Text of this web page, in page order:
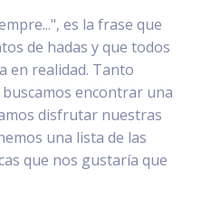
es la frase que
de hadas y que todos
en realidad. Tanto
encontrar una
disfrutar nuestras
una lista de las
que nos gustaría que